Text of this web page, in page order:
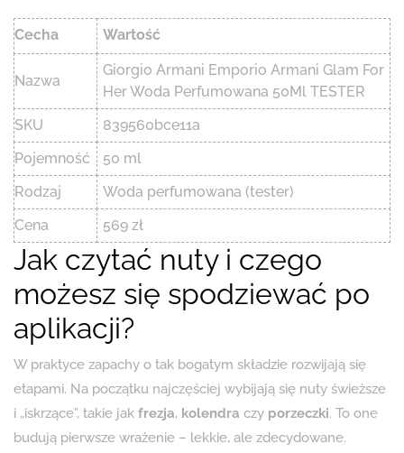
Cecha Wartość
Nazwa
Giorgio Armani Emporio Armani Glam For
Her Woda Perfumowana 50Ml TESTER
SKU
839560bce11a
Pojemność
50 ml
Rodzaj
Woda perfumowana (tester)
Cena
569 zł
Jak czytać nuty i czego
możesz się spodziewać po
aplikacji?
W praktyce zapachy o tak bogatym składzie rozwijają się
etapami. Na początku najczęściej wybijają się nuty świeższe
i „iskrzące”, takie jak frezja, kolendra czy porzeczki. To one
budują pierwsze wrażenie – lekkie, ale zdecydowane.